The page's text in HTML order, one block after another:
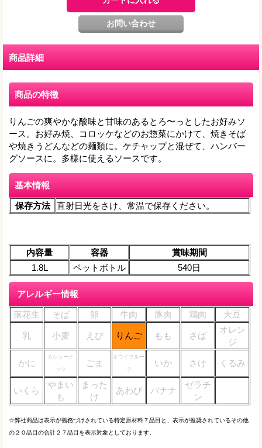
商品詳細
商品の特徴
りんごの爽やかな酸味と甘味のあるとろ〜っとしたお好みソ
ース。お好み焼、コロッケなどのお惣菜にかけて、焼きそば
や焼きうどんなどの麺類に。ケチャップと混ぜて、ハンバー
グソースに。多様に使えるソースです。
基本情報
保存方法 直射日光をさけ、常温で保存ください。
内容量 容器
賞味期間
1.8L
ペットボトル 540日
アレルギー情報
落花生 そば 卵 牛肉 豚肉 鶏肉 大豆
乳 小麦 えび りんご もも さば
オレン
ジ
かに
カシューナ
ッツ
ごま
キウイフルー
ツ
いか さけ くるみ
いくら
やまい
も
まった
け
あわび バナナ
ゼラチ
ン
☆弊社商品は表示が義務づけされている特定原材料７品目と、表示が推奨されているその他
の２０品目の合計２７品目を表示対象としております。